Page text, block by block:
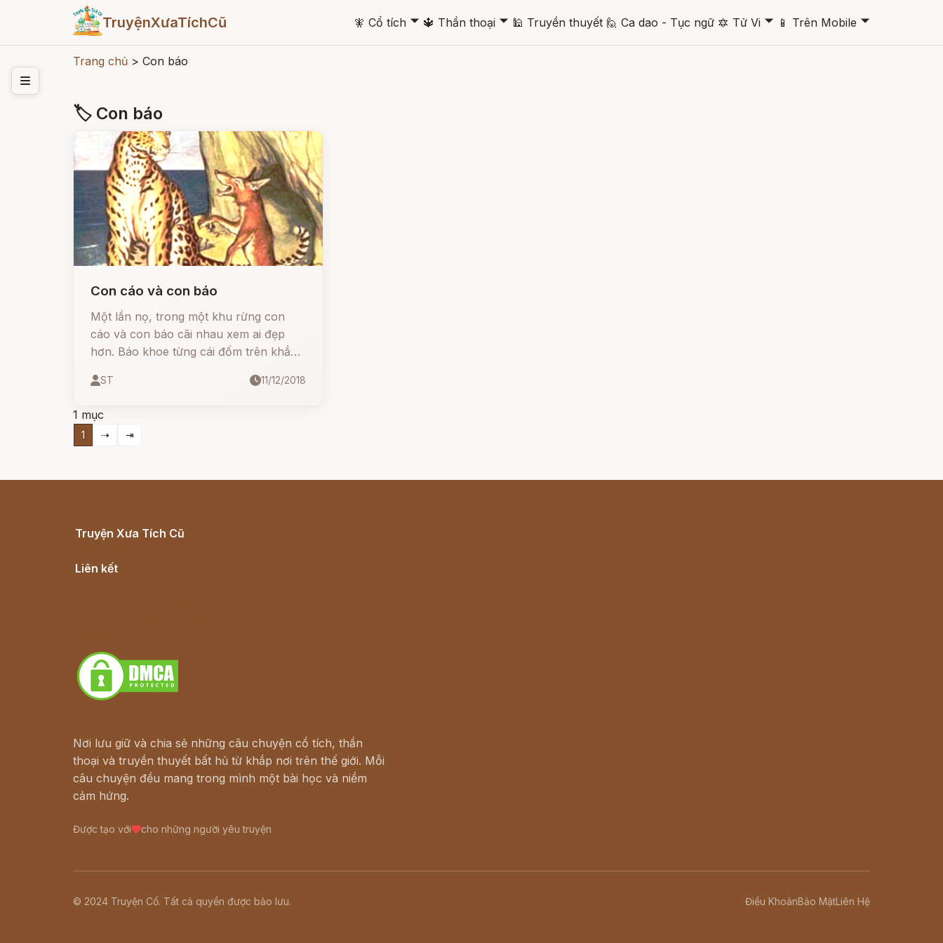
TruyệnXưaTíchCũ 🧚 Cổ tích 🞃 🔱 Thần thoại 🞃 🕌 Truyền thuyết 🙋 Ca dao - Tục ngữ 🔯 Tử Vi 🞃 📱 Trên Mobile 🞃
Trang chủ > Con báo
🏷 Con báo
Con cáo và con báo
Một lần nọ, trong một khu rừng con
cáo và con báo cãi nhau xem ai đẹp
hơn. Báo khoe từng cái đốm trên khắp
ST 11/12/2018
1 mục
1 ⇢ ⇥
Truyện Xưa Tích Cũ
Liên kết
Nơi lưu giữ và chia sẻ những câu chuyện cổ tích, thần
thoại và truyền thuyết bất hủ từ khắp nơi trên thế giới. Mỗi
câu chuyện đều mang trong mình một bài học và niềm
cảm hứng.
Được tạo với cho những người yêu truyện
© 2024 Truyện Cổ. Tất cả quyền được bảo lưu. Điều KhoảnBảo MậtLiên Hệ